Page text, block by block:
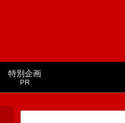
特別企画
PR